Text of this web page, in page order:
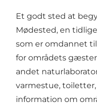
Et godt sted at
Mødested, en
som er omdannet
for områdets
andet
varmestue,
information om